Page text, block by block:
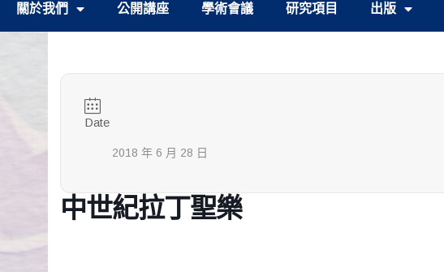
關於我們 公開講座 學術會議 研究項目 出版
Date
2018 年 6 月 28 日
中世紀拉丁聖樂